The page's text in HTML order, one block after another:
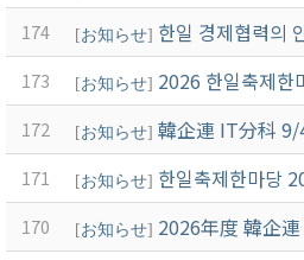
174 [お知らせ] 한일 경제협력의
173 [お知らせ] 2026 한일축제한
172 [お知らせ] 韓企連 IT分科
171 [お知らせ] 한일축제한마당
170 [お知らせ] 2026年度 韓企